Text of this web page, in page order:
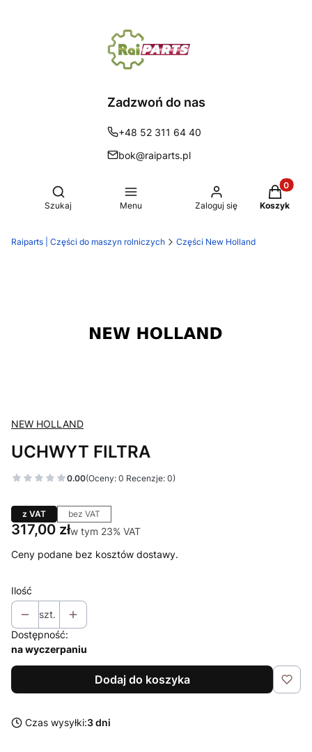
Zadzwoń do nas
+48 52 311 64 40
bok@raiparts.pl
Otwórz wyszukiwarkę
Szukaj Menu Zaloguj się Koszyk
Raiparts | Części do maszyn rolniczych Części New Holland
NEW HOLLAND
UCHWYT FILTRA
0.00(Oceny: 0 Recenzje: 0)
z VAT bez VAT
Cena
317,00 złw tym 23% VAT
w tym 23% VAT
Ceny podane bez kosztów dostawy.
Ilość
szt.
Dostępność:
na wyczerpaniu
Dodaj do koszyka
Czas wysyłki:3 dni